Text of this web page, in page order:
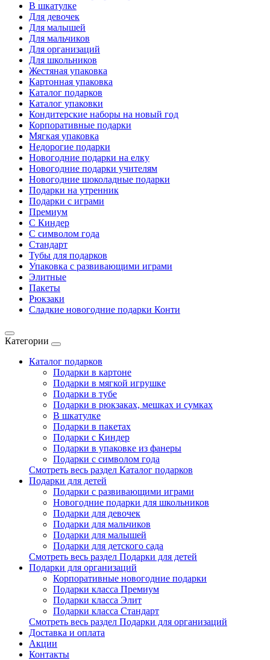
В шкатулке
Для девочек
Для малышей
Для мальчиков
Для организаций
Для школьников
Жестяная упаковка
Картонная упаковка
Каталог подарков
Каталог упаковки
Кондитерские наборы на новый год
Корпоративные подарки
Мягкая упаковка
Недорогие подарки
Новогодние подарки на елку
Новогодние подарки учителям
Новогодние шоколадные подарки
Подарки на утренник
Подарки с играми
Премиум
С Киндер
С символом года
Стандарт
Тубы для подарков
Упаковка с развивающими играми
Элитные
Пакеты
Рюкзаки
Сладкие новогодние подарки Конти
Категории
Каталог подарков
Подарки в картоне
Подарки в мягкой игрушке
Подарки в тубе
Подарки в рюкзаках, мешках и сумках
В шкатулке
Подарки в пакетах
Подарки с Киндер
Подарки в упаковке из фанеры
Подарки с символом года
Смотреть весь раздел Каталог подарков
Подарки для детей
Подарки с развивающими играми
Новогодние подарки для школьников
Подарки для девочек
Подарки для мальчиков
Подарки для малышей
Подарки для детского сада
Смотреть весь раздел Подарки для детей
Подарки для организаций
Корпоративные новогодние подарки
Подарки класса Премиум
Подарки класса Элит
Подарки класса Стандарт
Смотреть весь раздел Подарки для организаций
Доставка и оплата
Акции
Контакты